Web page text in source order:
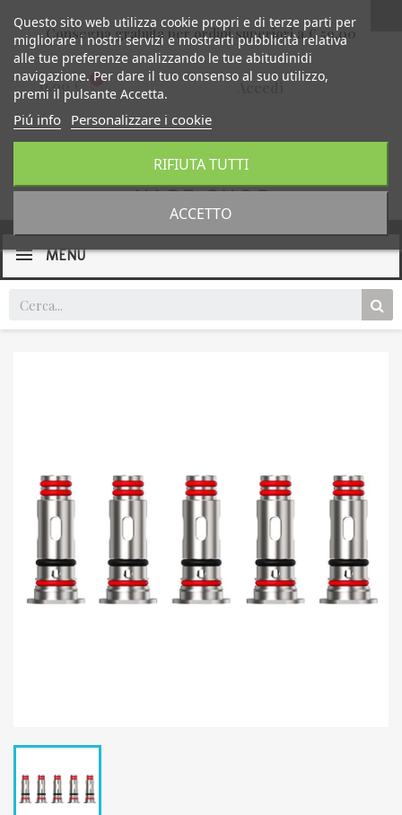
Consegna gratuita per ordini superiori a € 59,00
0,00 €
MENU
Questo sito web utilizza cookie propri e di terze parti per
migliorare i nostri servizi e mostrarti pubblicità relativa
alle tue preferenze analizzando le tue abitudinidi
navigazione. Per dare il tuo consenso al suo utilizzo,
premi il pulsante Accetta.
Piú info Personalizzare i cookie
RIFIUTA TUTTI
ACCETTO